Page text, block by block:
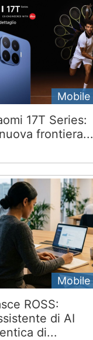
Mobile
17T Series:
frontiera...
Mobile
ROSS:
di AI
di...